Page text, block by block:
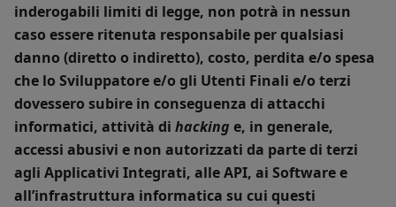
inderogabili limiti di legge, non potrà in nessun
caso essere ritenuta responsabile per qualsiasi
danno (diretto o indiretto), costo, perdita e/o spesa
che lo Sviluppatore e/o gli Utenti Finali e/o terzi
dovessero subire in conseguenza di attacchi
informatici, attività di hacking e, in generale,
accessi abusivi e non autorizzati da parte di terzi
agli Applicativi Integrati, alle API, ai Software e
all’infrastruttura informatica su cui questi